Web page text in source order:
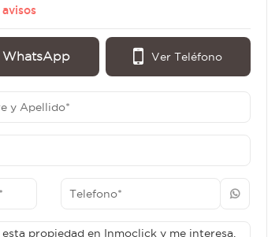
WhatsApp Ver Teléfono